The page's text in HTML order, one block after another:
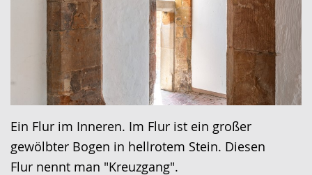
Ein Flur im Inneren. Im Flur ist ein großer
gewölbter Bogen in hellrotem Stein. Diesen
Flur nennt man "Kreuzgang".